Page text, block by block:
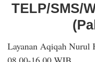
TELP/SMS/
(
Layanan Aqiqah Nurul